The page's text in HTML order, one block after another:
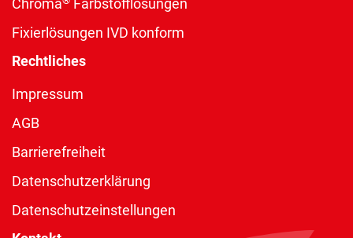
Chroma
Farbstofflösungen
Fixierlösungen IVD konform
Rechtliches
Impressum
AGB
Barrierefreiheit
Datenschutzerklärung
Datenschutzeinstellungen